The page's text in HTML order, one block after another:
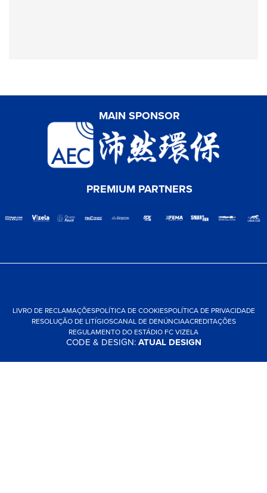
MAIN SPONSOR
PREMIUM PARTNERS
LIVRO DE RECLAMAÇÕESPOLÍTICA DE COOKIESPOLÍTICA DE PRIVACIDADE
RESOLUÇÃO DE LITÍGIOSCANAL DE DENÚNCIAACREDITAÇÕES
REGULAMENTO DO ESTÁDIO FC VIZELA
CODE & DESIGN:ATUAL DESIGN